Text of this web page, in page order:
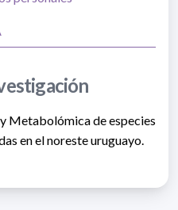
Metabolómica de especies
en el noreste uruguayo.